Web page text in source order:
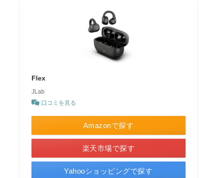
Flex
JLab
口コミを見る
Amazonで探す
楽天市場で探す
Yahooショッピングで探す